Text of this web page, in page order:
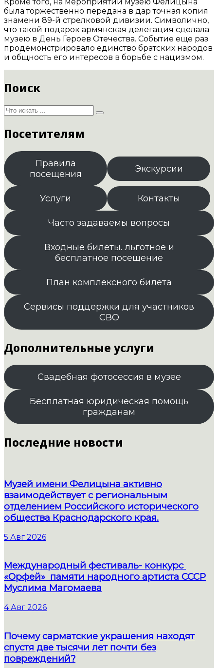
была торжественно передана в дар точная копия
знамени 89-й стрелковой дивизии. Символично,
что такой подарок армянская делегация сделала
музею в День Героев Отечества. Событие еще раз
продемонстрировало единство братских народов
и общность его интересов в борьбе с нацизмом.
Поиск
Посетителям
Правила
посещения
Экскурсии
Услуги Контакты
Часто задаваемы вопросы
Входные билеты. льготное и
бесплатное посещение
План комплексного билета
Сервисы поддержки для участников
СВО
Дополнительные услуги
Свадебная фотосессия в музее
Бесплатная юридическая помощь
гражданам
Последние новости
Музей имени Фелицына активно
взаимодействует с региональным
отделением Российского исторического
общества Краснодарского края.
5 Авг 2026
Международный фестиваль- конкурс
«Орфей» памяти народного артиста СССР
Муслима Магомаева
4 Авг 2026
Почему сарматские украшения находят
спустя две тысячи лет почти без
повреждений?